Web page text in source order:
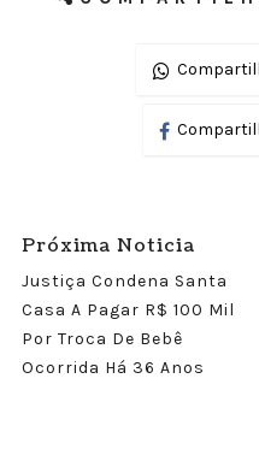
Próxima Noticia
Justiça Condena Santa
Casa A Pagar R$ 100 Mil
Por Troca De Bebê
Ocorrida Há 36 Anos